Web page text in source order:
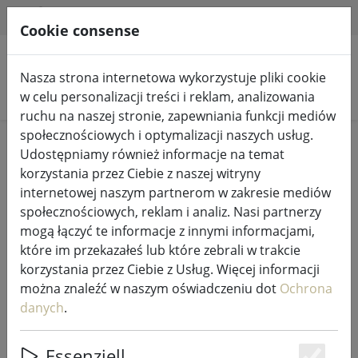
Szukaj produktów
Home Wróżki i oświetlenie Wróżki
Sirius Tech-Line kabel zasilający do
lampek choinkowych Start 230V
1,5 m czarny
Cookie consense
Nasza strona internetowa wykorzystuje pliki cookie
w celu personalizacji treści i reklam, analizowania
ruchu na naszej stronie, zapewniania funkcji mediów
społecznościowych i optymalizacji naszych usług.
Udostępniamy również informacje na temat
korzystania przez Ciebie z naszej witryny
internetowej naszym partnerom w zakresie mediów
społecznościowych, reklam i analiz. Nasi partnerzy
mogą łączyć te informacje z innymi informacjami,
które im przekazałeś lub które zebrali w trakcie
korzystania przez Ciebie z Usług. Więcej informacji
można znaleźć w naszym oświadczeniu dot Ochrona
danych.